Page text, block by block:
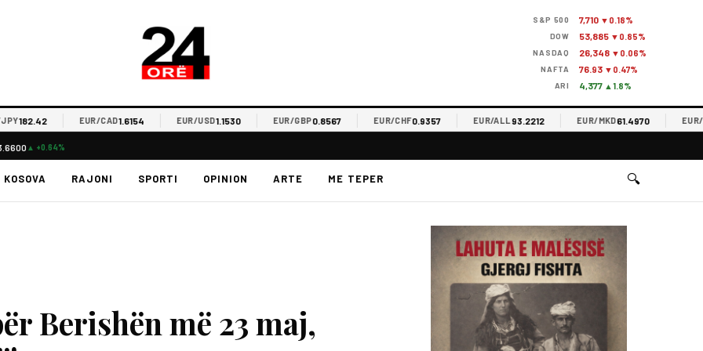
S&P 500 7,710 ▼0.18%
DOW 53,885 ▼0.85%
NASDAQ 26,348 ▼0.06%
NAFTA 76.93 ▼0.47%
ARI 4,377 ▲1.8%
EUR/CAD1.6154 EUR/USD1.1530 EUR/GBP0.8567 EUR/CHF0.9357 EUR/ALL93.2212 EUR/MKD61.4970 EUR/RSD
▲ +0.64%
KOSOVA RAJONI SPORTI OPINION ARTE ME TEPER 🔍
Berishën më 23 maj,